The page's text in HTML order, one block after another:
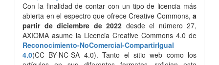
Con la finalidad de contar con un tipo de licencia más
abierta en el espectro que ofrece Creative Commons, a
partir de diciembre de 2022 desde el número 27,
AXIOMA asume la Licencia Creative Commons 4.0 de
Reconocimiento-NoComercial-CompartirIgual
4.0(CC BY-NC-SA 4.0). Tanto el sitio web como los